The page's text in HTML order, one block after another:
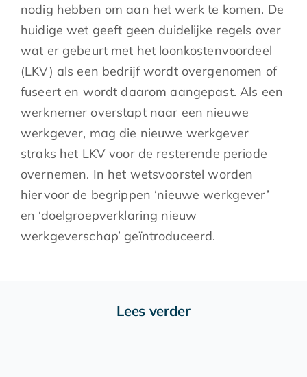
nodig hebben om aan het werk te komen. De
huidige wet geeft geen duidelijke regels over
wat er gebeurt met het loonkostenvoordeel
(LKV) als een bedrijf wordt overgenomen of
fuseert en wordt daarom aangepast. Als een
werknemer overstapt naar een nieuwe
werkgever, mag die nieuwe werkgever
straks het LKV voor de resterende periode
overnemen. In het wetsvoorstel worden
hiervoor de begrippen ‘nieuwe werkgever’
en ‘doelgroepverklaring nieuw
werkgeverschap’ geïntroduceerd.
Lees verder